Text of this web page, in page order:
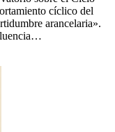
cíclico del
arancelaria».